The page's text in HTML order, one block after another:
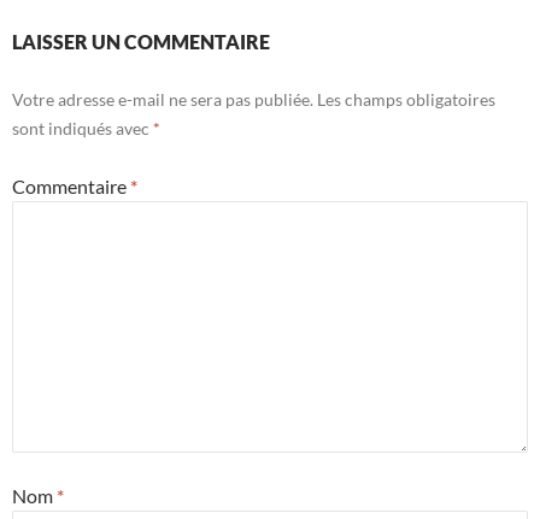
LAISSER UN COMMENTAIRE
Votre adresse e-mail ne sera pas publiée. Les champs obligatoires
sont indiqués avec *
Commentaire *
Nom *